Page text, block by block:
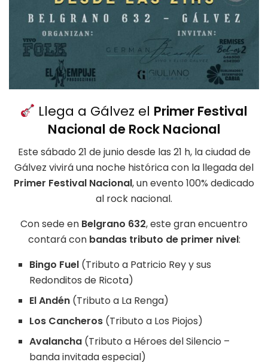
Llega a Gálvez el Primer Festival
Nacional de Rock Nacional
Este sábado 21 de junio desde las 21 h, la ciudad de
Gálvez vivirá una noche histórica con la llegada del
Primer Festival Nacional, un evento 100% dedicado
al rock nacional.
Con sede en Belgrano 632, este gran encuentro
contará con bandas tributo de primer nivel:
Bingo Fuel (Tributo a Patricio Rey y sus
Redonditos de Ricota)
El Andén (Tributo a La Renga)
Los Cancheros (Tributo a Los Piojos)
Avalancha (Tributo a Héroes del Silencio –
banda invitada especial)